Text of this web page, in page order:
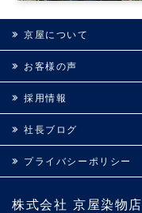
株式会社 京屋染物店
京屋について
お客様の声
採用情報
社長ブログ
プライバシーポリシー